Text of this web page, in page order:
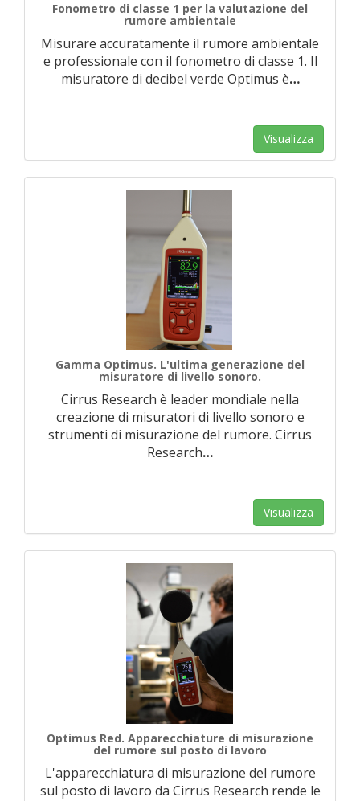
Fonometro di classe 1 per la valutazione del
rumore ambientale
Misurare accuratamente il rumore ambientale
e professionale con il fonometro di classe 1. Il
misuratore di decibel verde Optimus è…
Visualizza
Gamma Optimus. L'ultima generazione del
misuratore di livello sonoro.
Cirrus Research è leader mondiale nella
creazione di misuratori di livello sonoro e
strumenti di misurazione del rumore. Cirrus
Research…
Visualizza
Optimus Red. Apparecchiature di misurazione
del rumore sul posto di lavoro
L'apparecchiatura di misurazione del rumore
sul posto di lavoro da Cirrus Research rende le